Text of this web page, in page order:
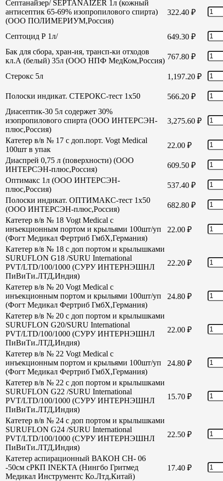
Септанайзер/ SEPTANAIZER 1л (кожный
антисептик 65-69% изопропилового спирта)
(ООО ПОЛИМЕРИУМ,Россия)
322.40 ₽
Септоцид Р 1л/ 649.30 ₽
Бак для сбора, хран-ия, трансп-ки отходов
кл.А (белый) 35л (ООО НПФ МедКом,Россия) 767.80 ₽
Стерокс 5л 1,197.20 ₽
Полоски индикат. СТЕРОКС-тест 1х50 566.20 ₽
Диасептик-30 5л содержет 30%
изопропилового спирта (ООО ИНТЕРСЭН-
плюс,Россия)
3,275.60 ₽
Катетер в/в № 17 с доп.порт. Vogt Medical
100шт в упак
22.00 ₽
Диаспрей 0,75 л (поверхности) (ООО
ИНТЕРСЭН-плюс,Россия)
609.50 ₽
Оптимакс 1л (ООО ИНТЕРСЭН-
плюс,Россия)
537.40 ₽
Полоски индикат. ОПТИМАКС-тест 1х50
(ООО ИНТЕРСЭН-плюс,Россия)
682.80 ₽
Катетер в/в № 18 Vogt Medical с
инъекционным портом и крыльями 100шт/уп
(Фогт Медикал Фертриб ГмбХ,Германия)
22.00 ₽
Катетер в/в № 18 с доп портом и крылышками
SURUFLON G18 /SURU International
PVT/LTD/100/1000 (СУРУ ИНТЕРНЭШНЛ
ПиВиТи.ЛТД,Индия)
22.20 ₽
Катетер в/в № 20 Vogt Medical с
инъекционным портом и крыльями 100шт/уп
(Фогт Медикал Фертриб ГмбХ,Германия)
24.80 ₽
Катетер в/в № 20 с доп портом и крылышками
SURUFLON G20/SURU International
PVT/LTD/100/1000 (СУРУ ИНТЕРНЭШНЛ
ПиВиТи.ЛТД,Индия)
22.00 ₽
Катетер в/в № 22 Vogt Medical с
инъекционным портом и крыльями 100шт/уп
(Фогт Медикал Фертриб ГмбХ,Германия)
24.80 ₽
Катетер в/в № 22 с доп портом и крылышками
SURUFLON G22 /SURU International
PVT/LTD/100/1000 (СУРУ ИНТЕРНЭШНЛ
ПиВиТи.ЛТД,Индия)
15.70 ₽
Катетер в/в № 24 с доп портом и крылышками
SURUFLON G24 /SURU International
PVT/LTD/100/1000 (СУРУ ИНТЕРНЭШНЛ
ПиВиТи.ЛТД,Индия)
22.50 ₽
Катетер аспирационный ВАКОН СН- 06
-50см сРКП INEKTA (Нингбо Гритмед
Медикал Инструментс Ко.Лтд,Китай)
17.40 ₽